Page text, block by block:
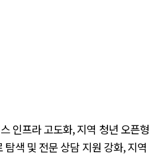
인프라 고도화, 지역 청년 오픈형
탐색 및 전문 상담 지원 강화, 지역